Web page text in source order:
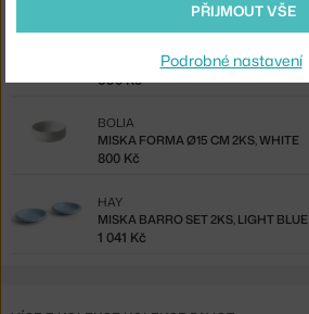
MISKA TAIKA 0,3 L, WHITE
690 Kč
MISKA FORMA Ø15 CM 2KS, WHITE
BOLIA
800 Kč
MISKA BARRO SET 2KS, LIGHT BLUE
HAY
1 041 Kč
PŘIJMOUT VŠE
Podrobné nastavení